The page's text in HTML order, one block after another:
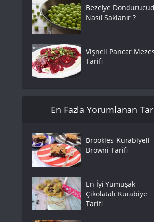
Bezelye
Nasıl Saklanır ?
Vişneli Pancar
Tarifi
En Fazla Yorumlanan
Brookies-Kurabiyeli
Browni Tarifi
En İyi Yumuşak
Çikolatalı Kurabiye
Tarifi